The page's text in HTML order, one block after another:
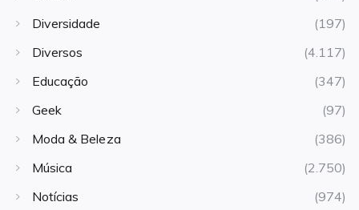
Diversidade
(197)
Diversos
(4.117)
Educação
(347)
Geek
(97)
Moda & Beleza
(386)
Música
(2.750)
Notícias
(974)